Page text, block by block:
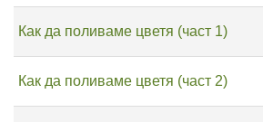
Как да поливаме цветя (част 1)
Как да поливаме цветя (част 2)